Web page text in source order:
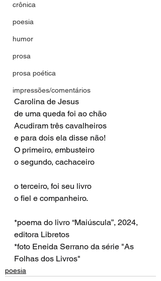
crônica
poesia
humor
prosa
prosa poética
impressões/comentários
Carolina de Jesus
de uma queda foi ao chão
Acudiram três cavalheiros
e para dois ela disse não!
O primeiro, embusteiro
o segundo, cachaceiro
o terceiro, foi seu livro
o fiel e companheiro.
*poema do livro “Maiúscula”, 2024,
editora Libretos
*foto Eneida Serrano da série "As
Folhas dos Livros"
poesia